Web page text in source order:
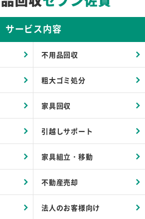
サービス内容
不用品回収
粗大ゴミ処分
家具回収
引越しサポート
家具組立・移動
不動産売却
法人のお客様向け